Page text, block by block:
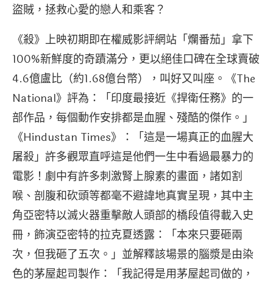
盜賊，拯救心愛的戀人和乘客？
《殺》上映初期即在權威影評網站「爛番茄」拿下
100%新鮮度的奇蹟滿分，更以絕佳口碑在全球賣破
4.6億盧比（約1.68億台幣），叫好又叫座。《The
National》評為：「印度最接近《捍衛任務》的一
部作品，每個動作安排都是血腥、殘酷的傑作。」
《Hindustan Times》：「這是一場真正的血腥大
屠殺」許多觀眾直呼這是他們一生中看過最暴力的
電影！劇中有許多刺激腎上腺素的畫面，諸如割
喉、剖腹和砍頭等都毫不避諱地真實呈現，其中主
角亞密特以滅火器重擊敵人頭部的橋段值得載入史
冊，飾演亞密特的拉克夏透露：「本來只要砸兩
次，但我砸了五次。」並解釋該場景的腦漿是由染
色的茅屋起司製作：「我記得是用茅屋起司做的，